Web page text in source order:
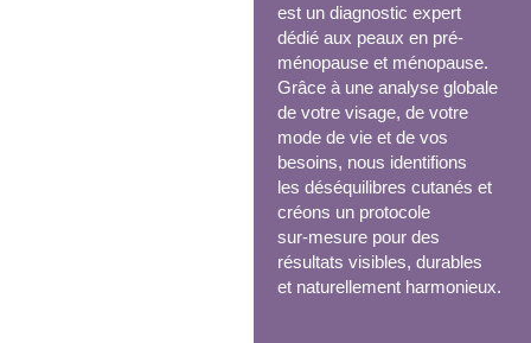
est un diagnostic expert
dédié aux peaux en pré-
ménopause et ménopause.
Grâce à une analyse globale
de votre visage, de votre
mode de vie et de vos
besoins, nous identifions
les déséquilibres cutanés et
créons un protocole
sur-mesure pour des
résultats visibles, durables
et naturellement harmonieux.